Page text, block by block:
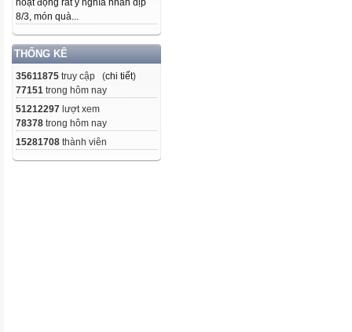
hoạt động rất ý nghĩa nhân dịp
8/3, món quà...
THỐNG KÊ
35611875 truy cập (chi tiết)
77151 trong hôm nay
51212297 lượt xem
78378 trong hôm nay
15281708 thành viên